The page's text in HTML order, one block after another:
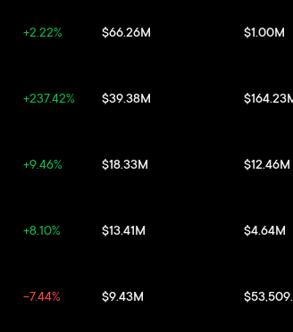
+2.22% $66.26M $1.00M
+237.42% $39.38M
+9.46% $18.33M $12.46M
+8.10% $13.41M $4.64M
-7.44% $9.43M